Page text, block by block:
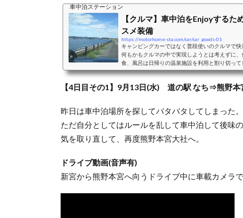
車中泊ステーション
【クルマ】車中泊をEnjoyするた
スメ装備
https://motorhome-sta.com/car/car_goods-01
キャンピングカーではなく普段使いのクルマで快
何もかもクルマの中で実現しようとは考えずに
食、風呂は日帰りの温泉施設を利用と割り切っ
ペースとして利用することを主体に考えること
おすすめクッション、シェード、カーテンなどの
【4日目その1】9月13日(水) 道の駅 なち⇒熊野
昨日は車中泊場所を探してバタバタしてしまった。
ただ自分としてはルールを乱して車中泊して後味
気を取り直して、再度熊野本宮大社へ。
ドライブ動画(音声有)
新宮から熊野本宮へ向うドライブ中に車載カメラ